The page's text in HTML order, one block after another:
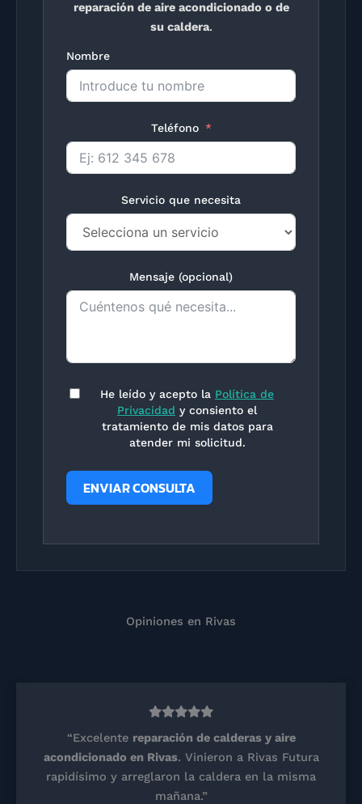
reparación de aire acondicionado o de
su caldera.
Nombre
Teléfono
Servicio que necesita
Mensaje (opcional)
He leído y acepto la Política de
Privacidad y consiento el
tratamiento de mis datos para
atender mi solicitud.
ENVIAR CONSULTA
Opiniones en Rivas
“Excelente reparación de calderas y aire
acondicionado en Rivas. Vinieron a Rivas Futura
rapidísimo y arreglaron la caldera en la misma
mañana.”